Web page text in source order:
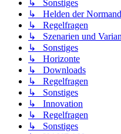
↳ Sonstiges
↳ Helden der
↳ Regelfragen
↳ Szenarien und
↳ Sonstiges
↳ Horizonte
↳ Downloads
↳ Regelfragen
↳ Sonstiges
↳ Innovation
↳ Regelfragen
↳ Sonstiges